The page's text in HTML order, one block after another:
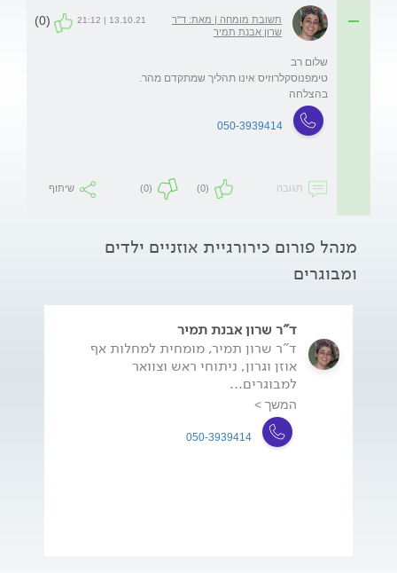
תשובת מומחה | מאת: ד"ר
שרון אבנת תמיר
13.10.21 | 21:12
(0)
בהצלחה
050-3939414
תגובה (0)
(0) שיתוף
מנהל פורום כירורגיית אוזניים ילדים
ומבוגרים
ד"ר שרון אבנת תמיר
ד"ר שרון תמיר, מומחית למחלות אף
אוזן וגרון, ניתוחי ראש וצוואר
למבוגרים...
המשך >
050-3939414